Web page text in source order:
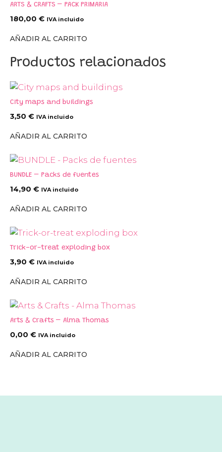
ARTS & CRAFTS – PACK PRIMARIA
180,00 € IVA incluido
AÑADIR AL CARRITO
Productos relacionados
City maps and buildings
3,50 € IVA incluido
AÑADIR AL CARRITO
BUNDLE – Packs de fuentes
14,90 € IVA incluido
AÑADIR AL CARRITO
Trick-or-treat exploding box
3,90 € IVA incluido
AÑADIR AL CARRITO
Arts & Crafts – Alma Thomas
0,00 € IVA incluido
AÑADIR AL CARRITO